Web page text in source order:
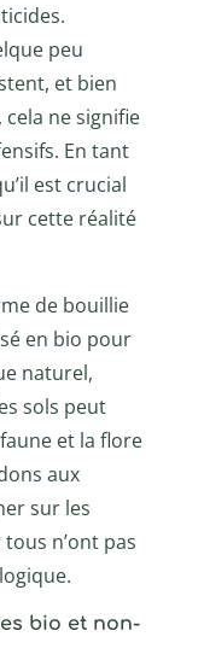
peu
et bien
cela ne signifie
En tant
est crucial
cette réalité
de bouillie
en bio pour
naturel,
sols peut
et la flore
aux
sur les
n’ont pas
bio et non-